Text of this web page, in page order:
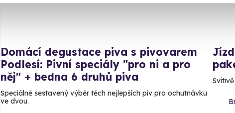
Domácí degustace piva s pivovarem
Podlesí: Pivní speciály "pro ni a pro
něj" + bedna 6 druhů piva
Speciálně sestavený výběr těch nejlepších piv pro ochutnávku
ve dvou.